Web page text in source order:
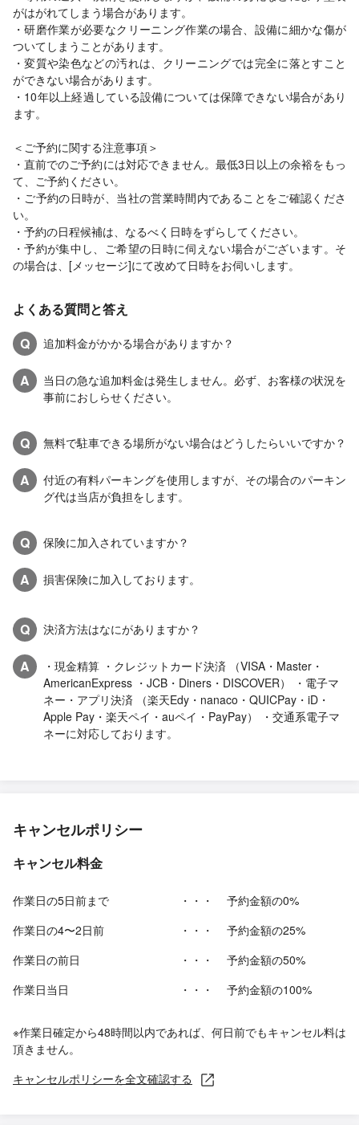
がはがれてしまう場合があります。
・研磨作業が必要なクリーニング作業の場合、設備に細かな傷が
ついてしまうことがあります。
・変質や染色などの汚れは、クリーニングでは完全に落とすこと
ができない場合があります。
・10年以上経過している設備については保障できない場合があり
ます。
＜ご予約に関する注意事項＞
・直前でのご予約には対応できません。最低3日以上の余裕をもっ
て、ご予約ください。
・ご予約の日時が、当社の営業時間内であることをご確認くださ
い。
・予約の日程候補は、なるべく日時をずらしてください。
・予約が集中し、ご希望の日時に伺えない場合がございます。そ
の場合は、[メッセージ]にて改めて日時をお伺いします。
よくある質問と答え
Q
追加料金がかかる場合がありますか？
A
当日の急な追加料金は発生しません。必ず、お客様の状況を
事前におしらせください。
Q 無料で駐車できる場所がない場合はどうしたらいいですか？
A
付近の有料パーキングを使用しますが、その場合のパーキン
グ代は当店が負担をします。
Q 保険に加入されていますか？
A 損害保険に加入しております。
Q 決済方法はなにがありますか？
A
・現金精算 ・クレジットカード決済 （VISA・Master・
AmericanExpress ・JCB・Diners・DISCOVER） ・電子マ
ネー・アプリ決済 （楽天Edy・nanaco・QUICPay・iD・
Apple Pay・楽天ペイ・auペイ・PayPay） ・交通系電子マ
ネーに対応しております。
キャンセルポリシー
キャンセル料金
作業日の5日前まで ・・・
予約金額の0%
作業日の4〜2日前
・・・
予約金額の25%
作業日の前日
・・・
予約金額の50%
作業日当日
・・・ 予約金額の100%
※作業日確定から48時間以内であれば、何日前でもキャンセル料は
頂きません。
キャンセルポリシーを全文確認する